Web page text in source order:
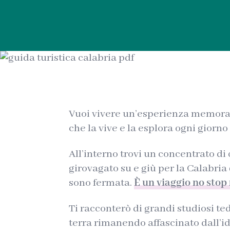
Vuoi vivere un’esperienza
che la vive e la esplora ogni
All’interno trovi un concentrato
girovagato su e giù per la
sono fermata.È un viaggio no
Ti racconterò di grandi studiosi
terra rimanendo affascinato